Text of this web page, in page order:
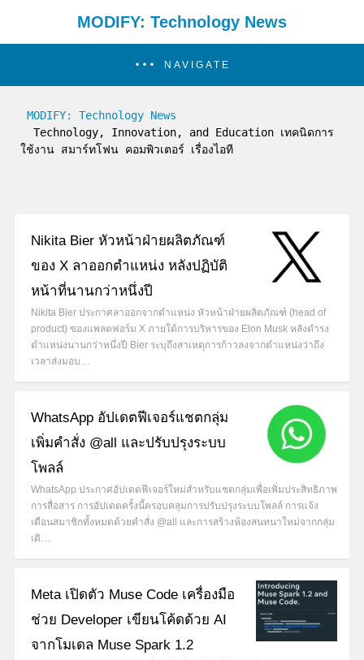
MODIFY: Technology News
NAVIGATE
MODIFY: Technology News
ใช้งาน สมาร์ทโฟน คอมพิวเตอร์ เรื่องไอที
Nikita Bier หัวหน้าฝ่ายผลิตภัณฑ์
ของ X ลาออกตำแหน่ง หลังปฏิบัติ
หน้าที่นานกว่าหนึ่งปี
Nikita Bier ประกาศลาออกจากตำแหน่ง หัวหน้าฝ่ายผลิตภัณฑ์ (head of
product) ของแพลตฟอร์ม X ภายใต้การบริหารของ Elon Musk หลังดำรง
ตำแหน่งนานกว่าหนึ่งปี Bier ระบุถึงสาเหตุการก้าวลงจากตำแหน่งว่าถึง
เวลาส่งมอบ…
WhatsApp อัปเดตฟีเจอร์แชตกลุ่ม
เพิ่มคำสั่ง @all และปรับปรุงระบบ
โพลล์
WhatsApp ประกาศอัปเดตฟีเจอร์ใหม่สำหรับแชตกลุ่มเพื่อเพิ่มประสิทธิภาพ
การสื่อสาร การอัปเดตครั้งนี้ครอบคลุมการปรับปรุงระบบโพลล์ การแจ้ง
เตือนสมาชิกทั้งหมดด้วยคำสั่ง @all และการสร้างห้องสนทนาใหม่จากกลุ่ม
เดิ…
Meta เปิดตัว Muse Code เครื่องมือ
ช่วย Developer เขียนโค้ดด้วย AI
จากโมเดล Muse Spark 1.2